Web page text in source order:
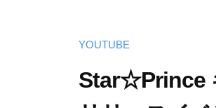
YOUTUBE
Star☆Prince